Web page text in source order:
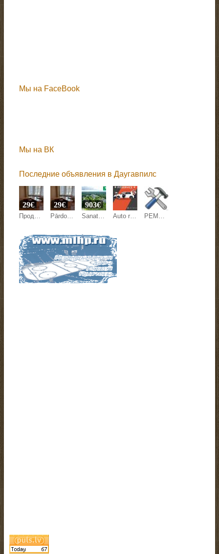
Мы на FaceBook
Мы на ВК
Последние объявления в Даугавпилс
Продаем 2 офисных стола со скидкой 80%.
29€
Pārdodam 2 biroja galdus ar 80% atlaidi.
29€
Sanatorija EGLE
903€
Auto remonts РЕМОНТ ЭЛЕКТРОТЕХНИКИ